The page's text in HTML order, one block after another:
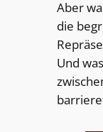
Aber
die
Und